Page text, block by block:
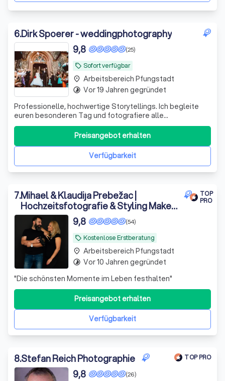
6.Dirk Spoerer - weddingphotography
local_offer Sofort verfügbar
(25)
9,8
Professionelle, hochwertige Storytellings. Ich begleite
euren besonderen Tag und fotografiere alle
unwiederbringlichen Momente!
Verfügbarkeit
Preisangebot erhalten
place Arbeitsbereich Pfungstadt
timelapse Vor 19 Jahren gegründet
7.Mihael & Klaudija Prebežac |
Hochzeitsfotografie & Styling Make-
up Artist
TOP
PRO
local_offer Kostenlose Erstberatung
(54)
9,8
"Die schönsten Momente im Leben festhalten"
Verfügbarkeit
Preisangebot erhalten
place Arbeitsbereich Pfungstadt
timelapse Vor 10 Jahren gegründet
8.Stefan Reich Photographie TOP PRO
(26)
9,8